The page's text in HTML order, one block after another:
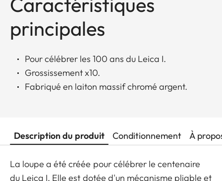
principales
Pour célébrer les 100 ans du Leica I.
Grossissement x10.
Fabriqué en laiton massif chromé argent.
Description du produit Conditionnement À
La loupe a été créée pour célébrer le centenaire
du Leica I. Elle est dotée d'un mécanisme pliable et